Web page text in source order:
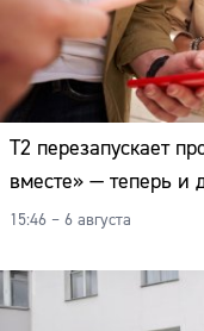
Т2 перезапускает
вместе» — теперь и
15:46 – 6 августа